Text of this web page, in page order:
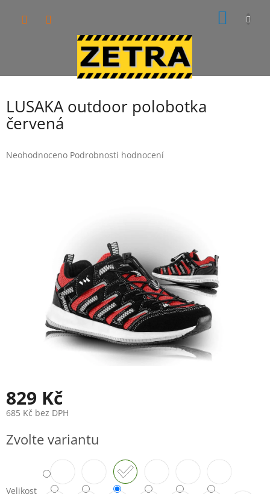
LUSAKA outdoor polobotka
červená
Průměrné
Neohodnoceno Podrobnosti hodnocení
829 Kč
685 Kč bez DPH
cena:
Zvolte variantu
Velikost